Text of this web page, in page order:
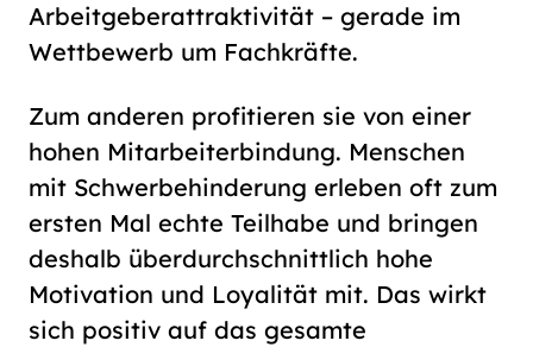
Arbeitgeberattraktivität – gerade im
Wettbewerb um Fachkräfte.
Zum anderen profitieren sie von einer
hohen Mitarbeiterbindung. Menschen
mit Schwerbehinderung erleben oft zum
ersten Mal echte Teilhabe und bringen
deshalb überdurchschnittlich hohe
Motivation und Loyalität mit. Das wirkt
sich positiv auf das gesamte